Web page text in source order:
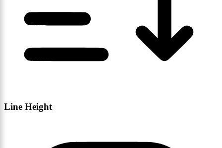
Line Height